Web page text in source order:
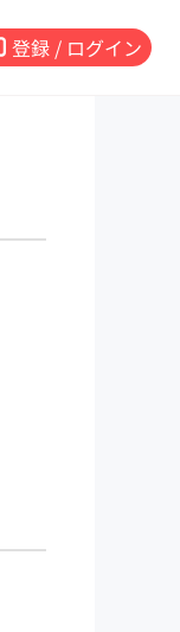
登録 / ログイン